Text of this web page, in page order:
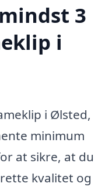
3
i
i Ølsted,
minimum
at sikre, at du
kvalitet og